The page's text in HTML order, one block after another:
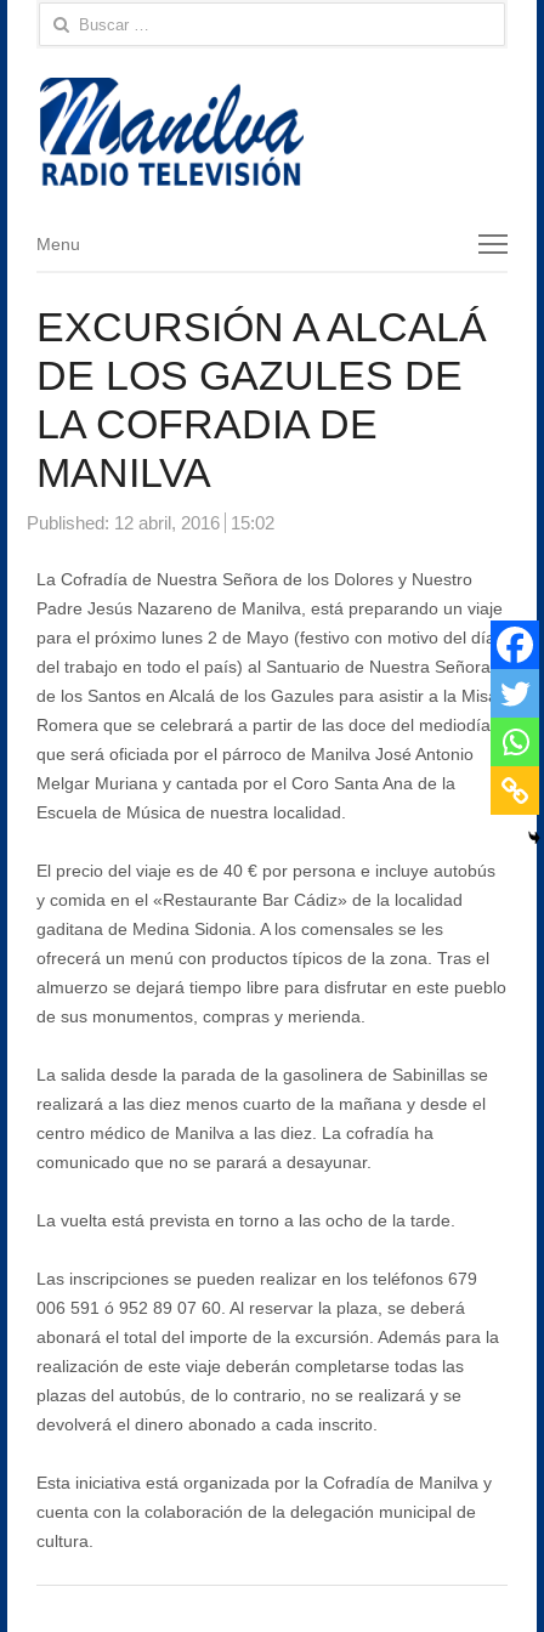
Buscar:
Menu
Menu
EXCURSIÓN A ALCALÁ
DE LOS GAZULES DE
LA COFRADIA DE
MANILVA
Published: 12 abril, 2016 15:02
La Cofradía de Nuestra Señora de los Dolores y Nuestro
Padre Jesús Nazareno de Manilva, está preparando un viaje
para el próximo lunes 2 de Mayo (festivo con motivo del día
del trabajo en todo el país) al Santuario de Nuestra Señora
de los Santos en Alcalá de los Gazules para asistir a la Misa
Romera que se celebrará a partir de las doce del mediodía y
que será oficiada por el párroco de Manilva José Antonio
Melgar Muriana y cantada por el Coro Santa Ana de la
Escuela de Música de nuestra localidad.
El precio del viaje es de 40 € por persona e incluye autobús
y comida en el «Restaurante Bar Cádiz» de la localidad
gaditana de Medina Sidonia. A los comensales se les
ofrecerá un menú con productos típicos de la zona. Tras el
almuerzo se dejará tiempo libre para disfrutar en este pueblo
de sus monumentos, compras y merienda.
La salida desde la parada de la gasolinera de Sabinillas se
realizará a las diez menos cuarto de la mañana y desde el
centro médico de Manilva a las diez. La cofradía ha
comunicado que no se parará a desayunar.
La vuelta está prevista en torno a las ocho de la tarde.
Las inscripciones se pueden realizar en los teléfonos 679
006 591 ó 952 89 07 60. Al reservar la plaza, se deberá
abonará el total del importe de la excursión. Además para la
realización de este viaje deberán completarse todas las
plazas del autobús, de lo contrario, no se realizará y se
devolverá el dinero abonado a cada inscrito.
Esta iniciativa está organizada por la Cofradía de Manilva y
cuenta con la colaboración de la delegación municipal de
cultura.